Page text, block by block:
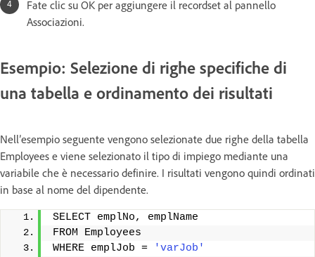
Fate clic su OK per aggiungere il recordset al pannello
Associazioni.
Esempio: Selezione di righe specifiche di
una tabella e ordinamento dei risultati
Nell’esempio seguente vengono selezionate due righe della tabella
Employees e viene selezionato il tipo di impiego mediante una
variabile che è necessario definire. I risultati vengono quindi ordinati
in base al nome del dipendente.
SELECT emplNo, emplName
FROM Employees
WHERE emplJob =
'varJob'